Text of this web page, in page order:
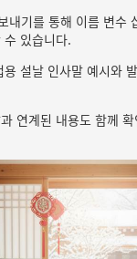
내기를 통해 이름 변수
있습니다.
용 설날 인사말 예시와
연계된 내용도 함께